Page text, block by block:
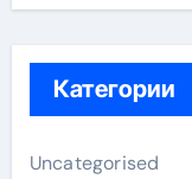
Категории
Uncategorised